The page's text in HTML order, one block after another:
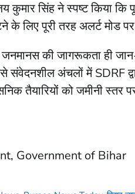
सिंह ने स्पष्ट किया कि
के लिए पूरी तरह अलर्ट मोड
की जागरूकता ही
अंचलों में SDRF
तैयारियों को जमीनी स्तर
Government of Bihar